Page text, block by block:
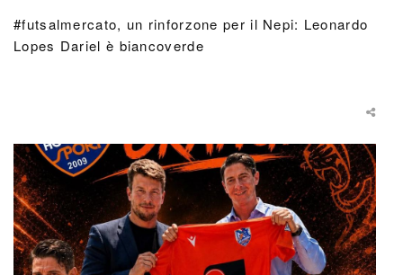
#futsalmercato, un rinforzone per il Nepi: Leonardo
Lopes Dariel è biancoverde